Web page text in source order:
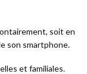
soit en
son smartphone.
et familiales.